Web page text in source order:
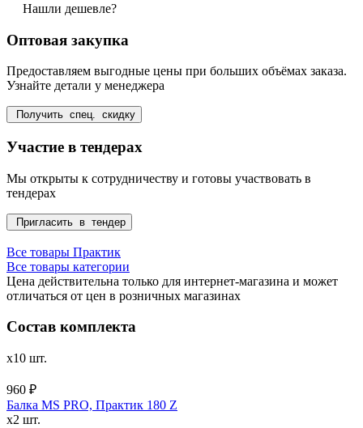
Нашли дешевле?
Оптовая закупка
Предоставляем выгодные цены при больших объёмах заказа.
Узнайте детали у менеджера
Получить спец. скидку
Участие в тендерах
Мы открыты к сотрудничеству и готовы участвовать в
тендерах
Пригласить в тендер
Все товары Практик
Все товары категории
Цена действительна только для интернет-магазина и может
отличаться от цен в розничных магазинах
Состав комплекта
x10 шт.
960 ₽
Балка MS PRO, Практик 180 Z
x2 шт.